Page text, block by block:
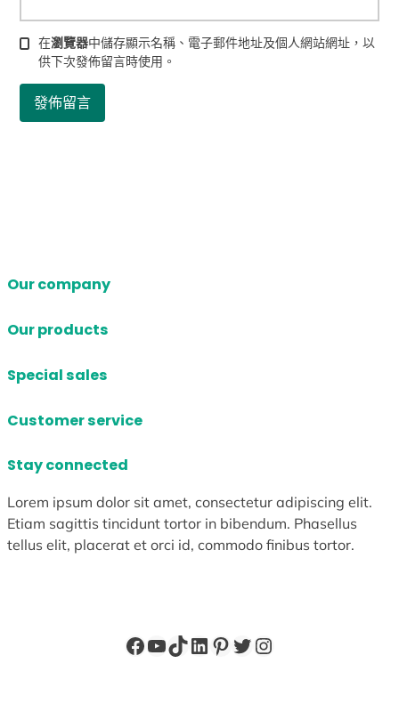
在瀏覽器中儲存顯示名稱、電子郵件地址及個人網站網址，以
供下次發佈留言時使用。
Our company
Our products
Special sales
Customer service
Stay connected
Lorem ipsum dolor sit amet, consectetur adipiscing elit.
Etiam sagittis tincidunt tortor in bibendum. Phasellus
tellus elit, placerat et orci id, commodo finibus tortor.
Facebook
YouTube
TikTok
LinkedIn
Pinterest
X Instagram